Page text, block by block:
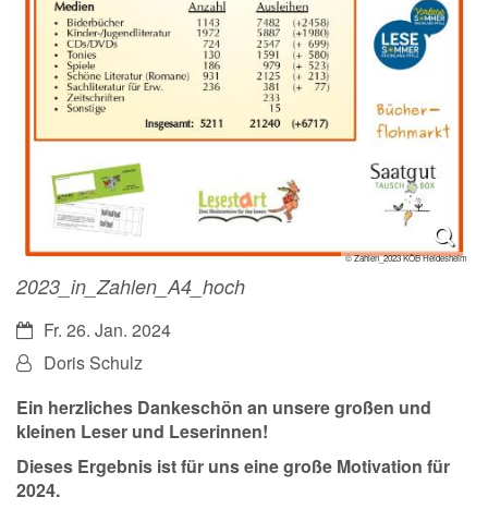
© Zahlen_2023 KÖB Heidesheim
2023_in_Zahlen_A4_hoch
Datum:Fr. 26. Jan. 2024
Von:Doris Schulz
Ein herzliches Dankeschön an unsere großen und
kleinen Leser und Leserinnen!
Dieses Ergebnis ist für uns eine große Motivation für
2024.